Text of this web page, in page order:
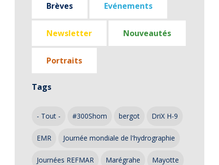
Brèves Evénements
Newsletter Nouveautés
Portraits
Tags
- Tout - #300Shom bergot DriX H-9
EMR Journée mondiale de l'hydrographie
Journées REFMAR Marégrahe Mayotte